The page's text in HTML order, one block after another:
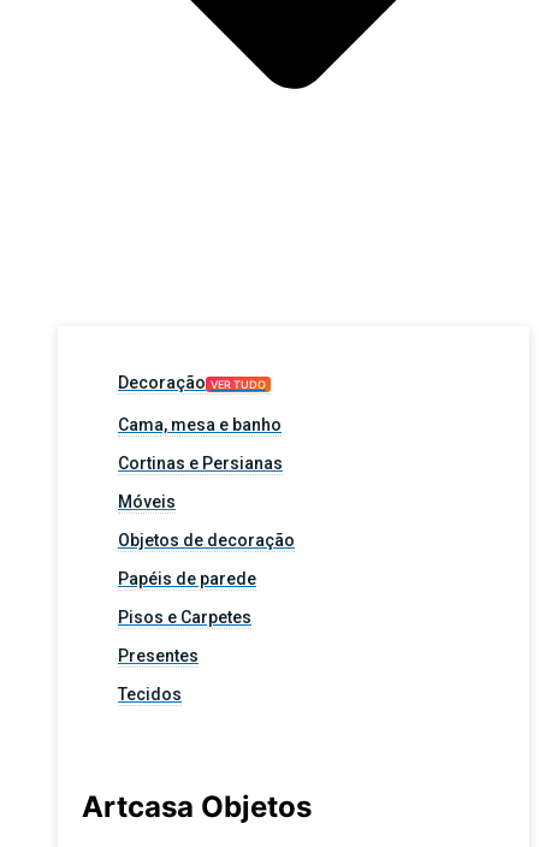
Decoração VER TUDO
Cama, mesa e banho
Cortinas e Persianas
Móveis
Objetos de decoração
Papéis de parede
Pisos e Carpetes
Presentes
Tecidos
Artcasa Objetos